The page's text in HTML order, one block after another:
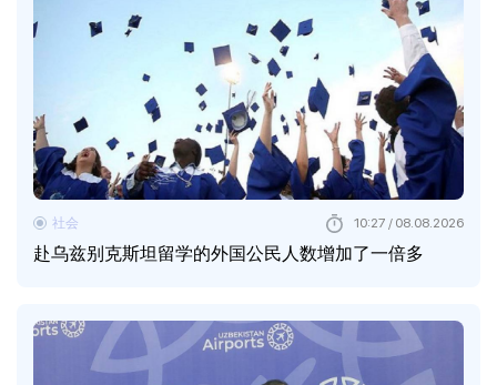
赴乌兹别克斯坦留学的外国公民人数增加了一倍多
社会 10:27 / 08.08.2026